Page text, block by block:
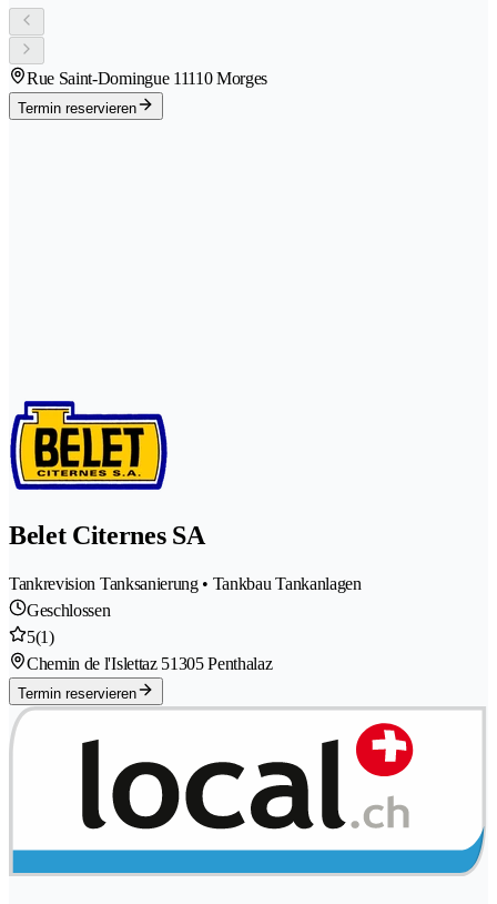
Rue Saint-Domingue 11110 Morges
Termin reservieren
Belet Citernes SA
Tankrevision Tanksanierung • Tankbau Tankanlagen
Geschlossen
5(1)
Chemin de l'Islettaz 51305 Penthalaz
Termin reservieren